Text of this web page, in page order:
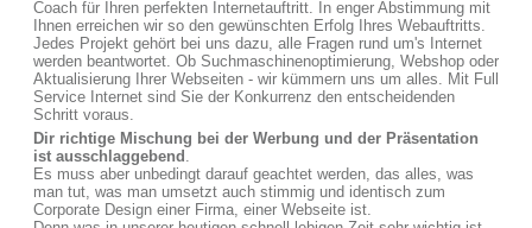
Coach für Ihren perfekten Internetauftritt. In enger Abstimmung mit
Ihnen erreichen wir so den gewünschten Erfolg Ihres Webauftritts.
Jedes Projekt gehört bei uns dazu, alle Fragen rund um's Internet
werden beantwortet. Ob Suchmaschinenoptimierung, Webshop oder
Aktualisierung Ihrer Webseiten - wir kümmern uns um alles. Mit Full
Service Internet sind Sie der Konkurrenz den entscheidenden
Schritt voraus.
Dir richtige Mischung bei der Werbung und der Präsentation
ist ausschlaggebend .
Es muss aber unbedingt darauf geachtet werden, das alles, was
man tut, was man umsetzt auch stimmig und identisch zum
Corporate Design einer Firma, einer Webseite ist.